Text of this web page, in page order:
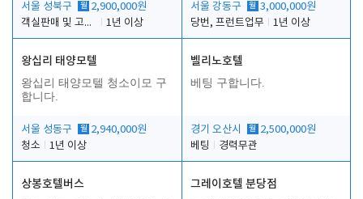
서울 성북구 월 2,900,000원
객실판매 및 고객응대
1년 이상
서울 강동구 월 3,000,000원
당번, 프런트업무
1년 이상
왕십리 태양모텔
왕십리 태양모텔 청소이모 구
합니다.
서울 성동구 월 2,940,000원
청소
1년 이상
벨리노호텔
베팅 구합니다.
경기 오산시 월 2,500,000원
베팅
경력무관
상봉호텔버스 그레이호텔 분당점